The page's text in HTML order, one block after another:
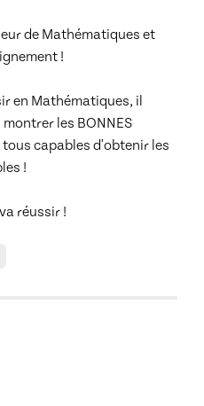
de Mathématiques et
!
en Mathématiques, il
les BONNES
tous capables d'obtenir les
!
réussir !